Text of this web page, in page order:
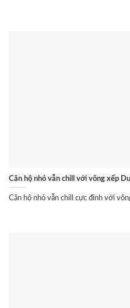
Căn hộ nhỏ vẫn chill với võng xếp
Căn hộ nhỏ vẫn chill cực đỉnh với